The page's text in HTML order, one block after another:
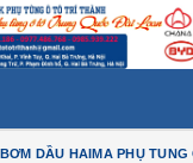
BƠM DẦU HAIMA PHỤ